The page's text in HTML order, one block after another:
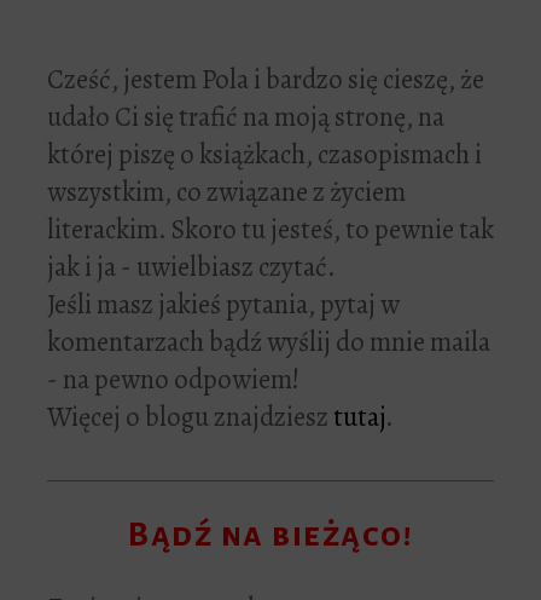
Cześć, jestem Pola i bardzo się cieszę, że
udało Ci się trafić na moją stronę, na
której piszę o książkach, czasopismach i
wszystkim, co związane z życiem
literackim. Skoro tu jesteś, to pewnie tak
jak i ja - uwielbiasz czytać.
Jeśli masz jakieś pytania, pytaj w
komentarzach bądź wyślij do mnie maila
- na pewno odpowiem!
Więcej o blogu znajdziesztutaj.
Bądź na bieżąco!